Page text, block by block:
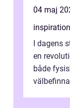
04 maj
inspiration
I dagens
en
både